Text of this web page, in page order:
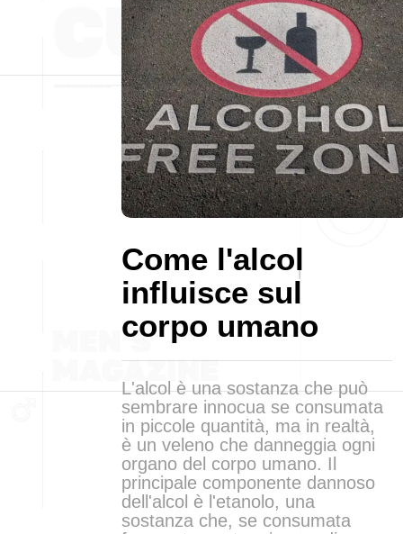
Come l'alcol
influisce sul
corpo umano
L'alcol è una sostanza che può
sembrare innocua se consumata
in piccole quantità, ma in realtà,
è un veleno che danneggia ogni
organo del corpo umano. Il
principale componente dannoso
dell'alcol è l'etanolo, una
sostanza che, se consumata